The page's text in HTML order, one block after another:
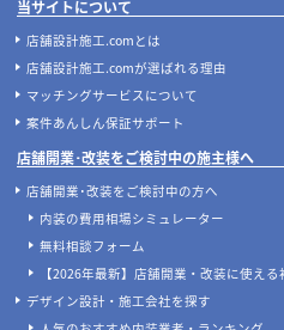
店舗開業
飲食店開業の要！業務用厨房機器の
選び方完全ガイド｜業種別の必須リ
ストと失敗しない配置のコツ